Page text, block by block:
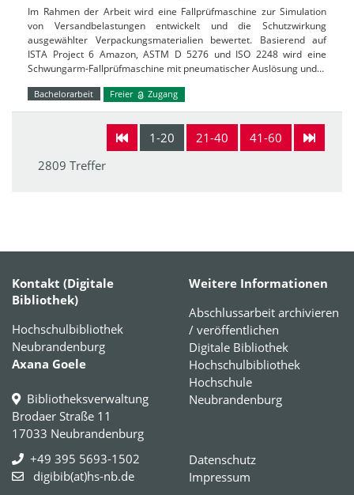
Im Rahmen der Arbeit wird eine Fallprüfmaschine zur Simulation
von Versandbelastungen entwickelt und die Schutzwirkung
ausgewählter Verpackungsmaterialien bewertet. Basierend auf
ISTA Project 6 Amazon, ASTM D 5276 und ISO 2248 wird eine
Schwungarm-Fallprüfmaschine mit pneumatischer Auslösung und…
Bachelorarbeit Freier Zugang
1-20 21-40
41-60
2809 Treffer
Kontakt (Digitale
Bibliothek)
Hochschulbibliothek
Neubrandenburg
Axana Goele
Bibliotheksverwaltung
Brodaer Straße 11
17033 Neubrandenburg
+49 395 5693-1502
digibib(at)hs-nb.de
Weitere Informationen
Abschlussarbeit archivieren
/ veröffentlichen
Digitale Bibliothek
Hochschulbibliothek
Hochschule
Neubrandenburg
Datenschutz
Impressum